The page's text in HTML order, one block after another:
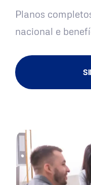
Planos
nacional e